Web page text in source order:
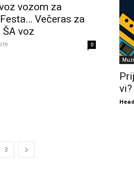
vozom za
Večeras za
voz
0
vi?
3